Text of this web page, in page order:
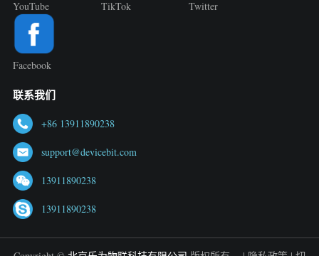
YouTube TikTok Twitter
Facebook
联系我们
+86 13911890238
support@devicebit.com
13911890238
13911890238